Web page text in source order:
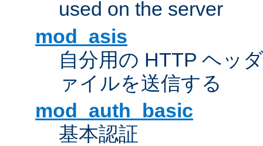
used on the server
mod_asis
自分用の HTTP ヘッ
ァイルを送信する
mod_auth_basic
基本認証